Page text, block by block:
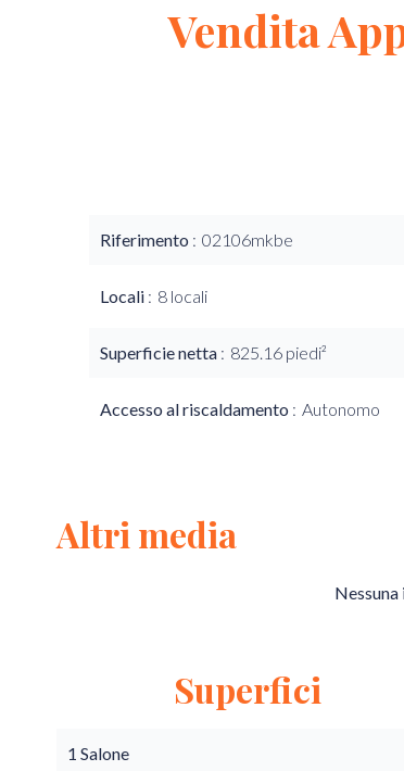
Vendita
Riferimento 02106mkbe
Locali 8 locali
Superficie netta 825.16 piedi²
Accesso al riscaldamento Autonomo
Altri media
Superfici
1 Salone